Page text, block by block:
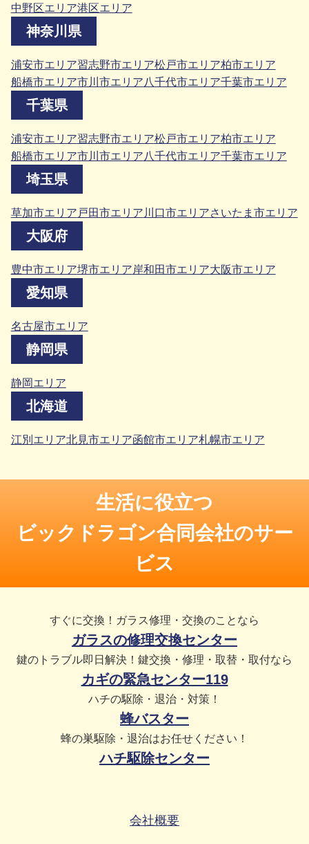
中野区エリア港区エリア
神奈川県
浦安市エリア習志野市エリア松戸市エリア柏市エリア
船橋市エリア市川市エリア八千代市エリア千葉市エリア
千葉県
浦安市エリア習志野市エリア松戸市エリア柏市エリア
船橋市エリア市川市エリア八千代市エリア千葉市エリア
埼玉県
草加市エリア 戸田市エリア 川口市エリアさいたま市エリア
大阪府
豊中市エリア堺市エリア岸和田市エリア大阪市エリア
愛知県
名古屋市エリア
静岡県
静岡エリア
北海道
江別エリア北見市エリア函館市エリア札幌市エリア
生活に役立つ
ビックドラゴン合同会社のサー
ビス
すぐに交換！ガラス修理・交換のことなら
ガラスの修理交換センター
鍵のトラブル即日解決！鍵交換・修理・取替・取付なら
カギの緊急センター119
ハチの駆除・退治・対策！
蜂バスター
蜂の巣駆除・退治はお任せください！
ハチ駆除センター
会社概要